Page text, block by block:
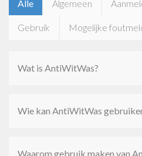
Alle Algemeen
Gebruik Mogelijke
Wat is AntiWitWas?
Wie kan AntiWitWas
Waarom gebruik maken van